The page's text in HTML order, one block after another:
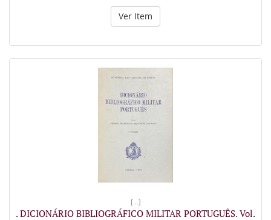
Ver Item
[...]
. DICIONÁRIO BIBLIOGRÁFICO MILITAR PORTUGUÊS. Vol.